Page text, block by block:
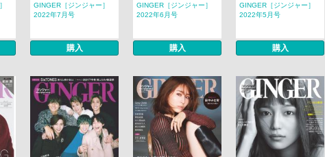
GINGER［ジンジャー］
2022年7月号
購入
GINGER［ジンジャー］
2022年6月号
購入
GINGER［ジンジャー］
2022年5月号
購入